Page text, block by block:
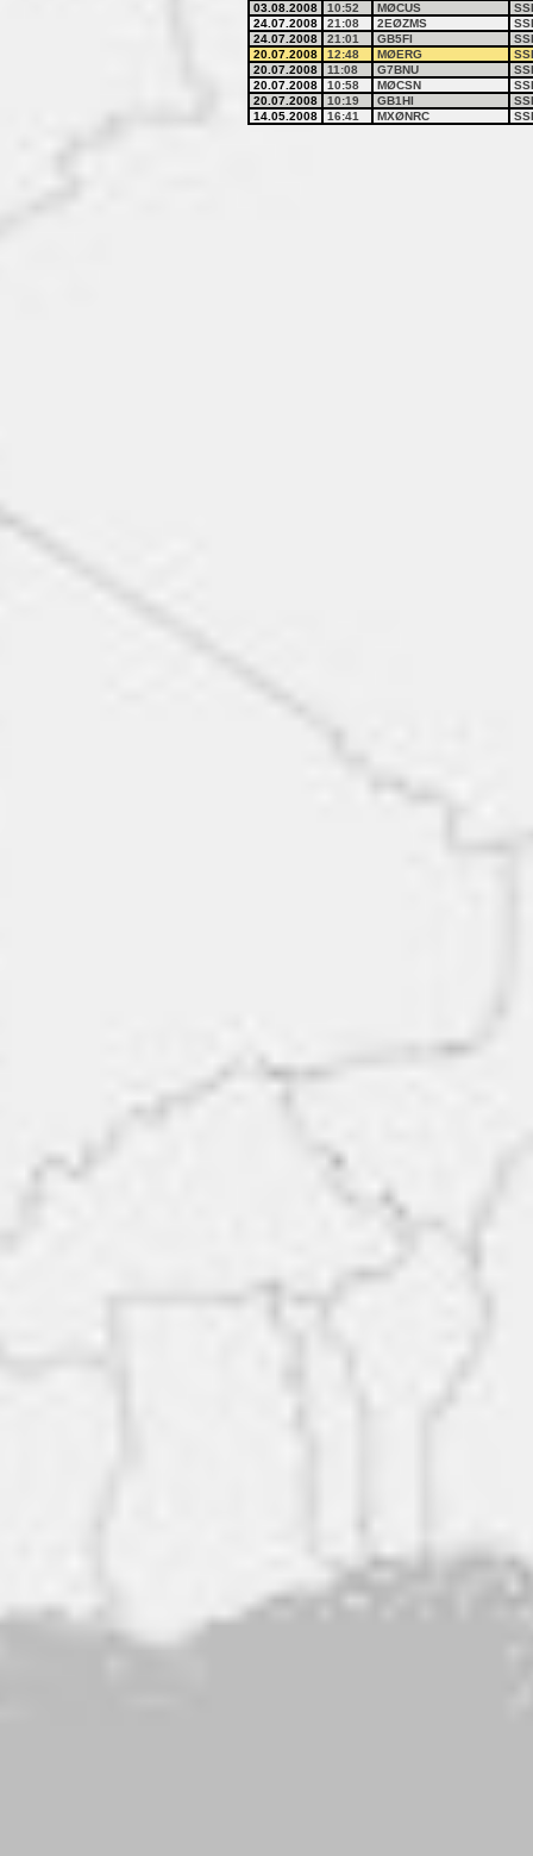
03.08.2008 10:52 MØCUS
24.07.2008
21:08 2EØZMS
24.07.2008
21:01 GB5FI
20.07.2008
12:48 MØERG
20.07.2008
11:08 G7BNU
20.07.2008
10:58 MØCSN
20.07.2008
10:19 GB1HI
14.05.2008
16:41 MXØNRC